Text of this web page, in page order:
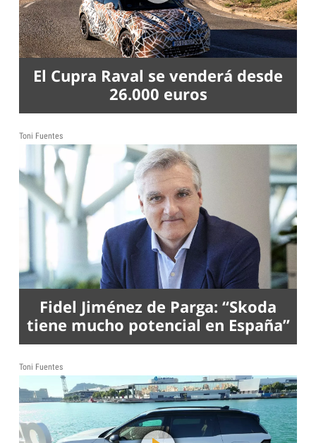
El Cupra Raval se venderá desde
26.000 euros
Toni Fuentes
Fidel Jiménez de Parga: “Skoda
tiene mucho potencial en España”
Toni Fuentes